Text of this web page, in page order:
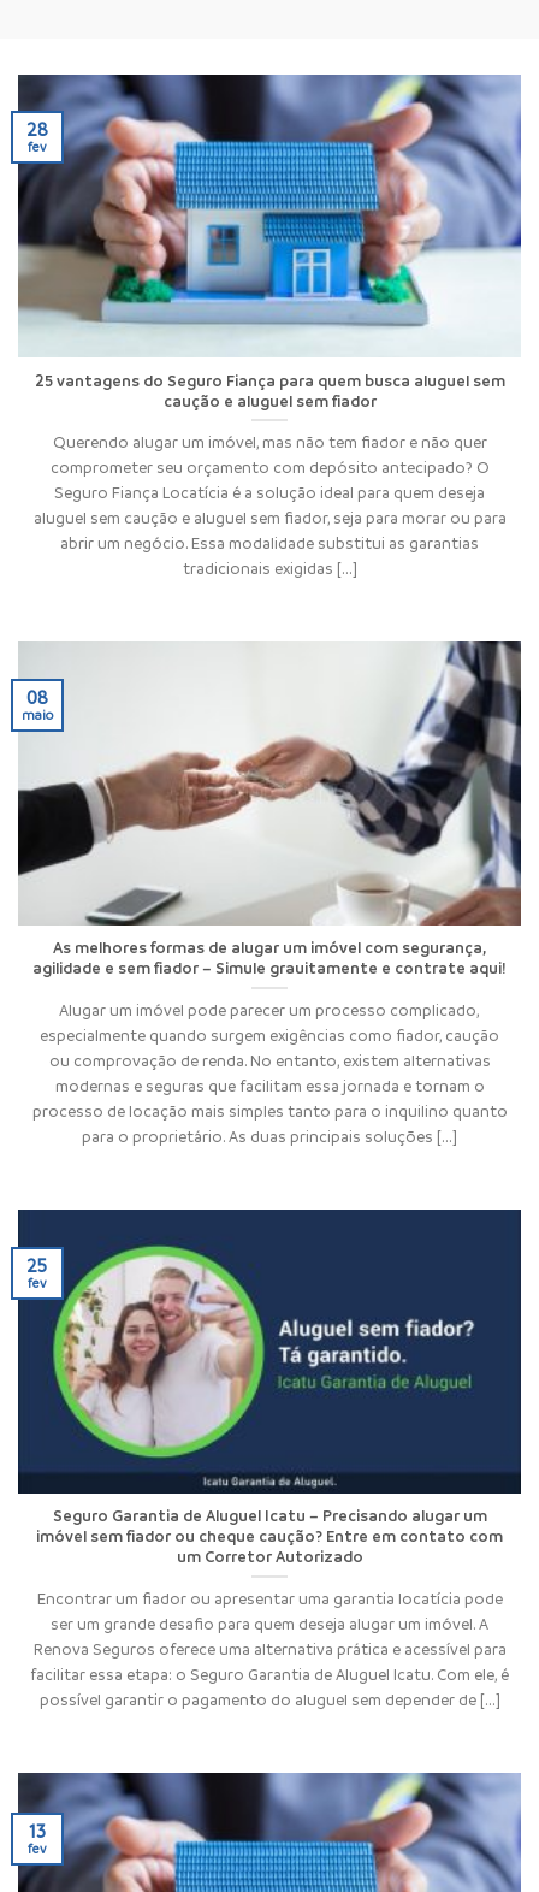
25 vantagens do Seguro Fiança para quem busca aluguel sem
caução e aluguel sem fiador
Querendo alugar um imóvel, mas não tem fiador e não quer
comprometer seu orçamento com depósito antecipado? O
Seguro Fiança Locatícia é a solução ideal para quem deseja
aluguel sem caução e aluguel sem fiador, seja para morar ou para
abrir um negócio. Essa modalidade substitui as garantias
tradicionais exigidas [...]
28
fev
As melhores formas de alugar um imóvel com segurança,
agilidade e sem fiador – Simule grauitamente e contrate aqui!
Alugar um imóvel pode parecer um processo complicado,
especialmente quando surgem exigências como fiador, caução
ou comprovação de renda. No entanto, existem alternativas
modernas e seguras que facilitam essa jornada e tornam o
processo de locação mais simples tanto para o inquilino quanto
para o proprietário. As duas principais soluções [...]
08
maio
Seguro Garantia de Aluguel Icatu – Precisando alugar um
imóvel sem fiador ou cheque caução? Entre em contato com
um Corretor Autorizado
Encontrar um fiador ou apresentar uma garantia locatícia pode
ser um grande desafio para quem deseja alugar um imóvel. A
Renova Seguros oferece uma alternativa prática e acessível para
facilitar essa etapa: o Seguro Garantia de Aluguel Icatu. Com ele, é
possível garantir o pagamento do aluguel sem depender de [...]
25
fev
13
fev